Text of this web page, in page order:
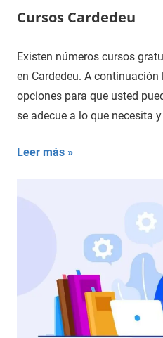
Cursos Cardedeu
Existen números cursos
en Cardedeu. A
opciones para que usted
se adecue a lo que necesita
Leer más